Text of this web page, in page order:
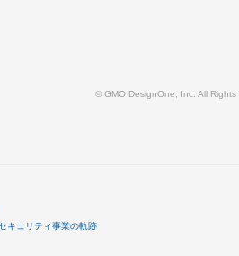
© GMO DesignOne, Inc. All Rights
キュリティ事業の軌跡